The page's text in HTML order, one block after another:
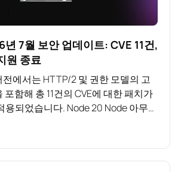
7월 보안 업데이트: CVE 11건,
원 종료
전에서는 HTTP/2 및 권한 모델의 고
포함해 총 11건의 CVE에 대한 패치가
용되었습니다. Node 20 Node 아무런
히 1억 3,600만 건 이상의 다운로드
.